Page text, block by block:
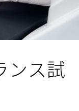
ンス試